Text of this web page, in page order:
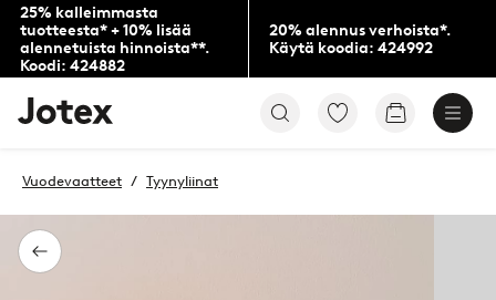
25% kalleimmasta
tuotteesta* + 10% lisää
alennetuista hinnoista**.
Koodi: 424882
20% alennus verhoista*.
Käytä koodia: 424992
Jotex-
logo
aloitussivulle
Siirry
Siirry
Takaisin
Vuodevaatteet Tyynyliinat